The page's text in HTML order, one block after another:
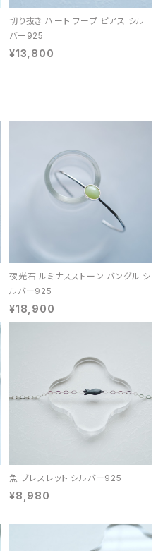
切り抜き ハート フープ ピアス シル
バー925
¥13,800
夜光石 ルミナスストーン バングル シ
ルバー925
¥18,900
魚 ブレスレット シルバー925
¥8,980